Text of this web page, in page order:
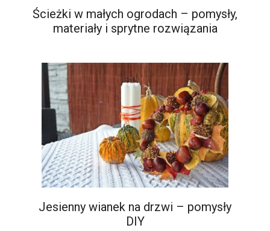
Ścieżki w małych ogrodach – pomysły,
materiały i sprytne rozwiązania
Jesienny wianek na drzwi – pomysły
DIY